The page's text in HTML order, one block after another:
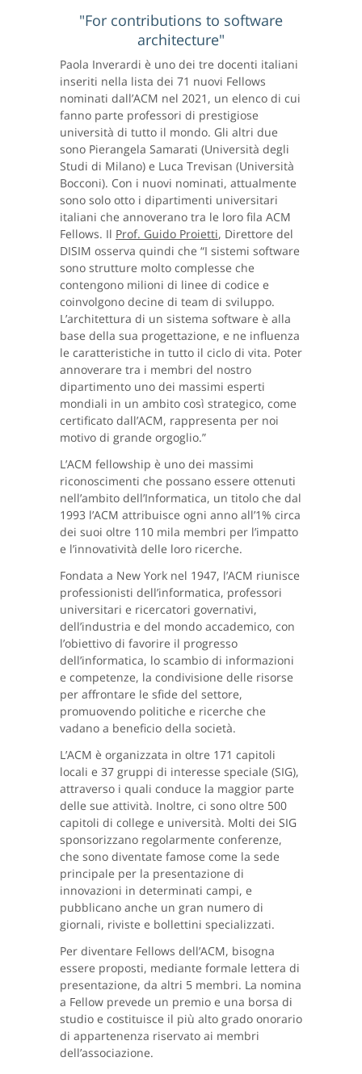
"For contributions to software
architecture"
Paola Inverardi è uno dei tre docenti italiani
inseriti nella lista dei 71 nuovi Fellows
nominati dall’ACM nel 2021, un elenco di cui
fanno parte professori di prestigiose
università di tutto il mondo. Gli altri due
sono Pierangela Samarati (Università degli
Studi di Milano) e Luca Trevisan (Università
Bocconi). Con i nuovi nominati, attualmente
sono solo otto i dipartimenti universitari
italiani che annoverano tra le loro fila ACM
Fellows. Il Prof. Guido Proietti, Direttore del
DISIM osserva quindi che “I sistemi software
sono strutture molto complesse che
contengono milioni di linee di codice e
coinvolgono decine di team di sviluppo.
L’architettura di un sistema software è alla
base della sua progettazione, e ne influenza
le caratteristiche in tutto il ciclo di vita. Poter
annoverare tra i membri del nostro
dipartimento uno dei massimi esperti
mondiali in un ambito così strategico, come
certificato dall’ACM, rappresenta per noi
motivo di grande orgoglio.”
L’ACM fellowship è uno dei massimi
riconoscimenti che possano essere ottenuti
nell’ambito dell’Informatica, un titolo che dal
1993 l’ACM attribuisce ogni anno all’1% circa
dei suoi oltre 110 mila membri per l’impatto
e l’innovatività delle loro ricerche.
Fondata a New York nel 1947, l’ACM riunisce
professionisti dell’informatica, professori
universitari e ricercatori governativi,
dell’industria e del mondo accademico, con
l’obiettivo di favorire il progresso
dell’informatica, lo scambio di informazioni
e competenze, la condivisione delle risorse
per affrontare le sfide del settore,
promuovendo politiche e ricerche che
vadano a beneficio della società.
L’ACM è organizzata in oltre 171 capitoli
locali e 37 gruppi di interesse speciale (SIG),
attraverso i quali conduce la maggior parte
delle sue attività. Inoltre, ci sono oltre 500
capitoli di college e università. Molti dei SIG
sponsorizzano regolarmente conferenze,
che sono diventate famose come la sede
principale per la presentazione di
innovazioni in determinati campi, e
pubblicano anche un gran numero di
giornali, riviste e bollettini specializzati.
Per diventare Fellows dell’ACM, bisogna
essere proposti, mediante formale lettera di
presentazione, da altri 5 membri. La nomina
a Fellow prevede un premio e una borsa di
studio e costituisce il più alto grado onorario
di appartenenza riservato ai membri
dell’associazione.